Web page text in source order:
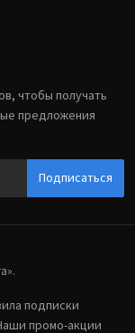
чтобы получать
предложения
Подписаться
подписки
промо-акции